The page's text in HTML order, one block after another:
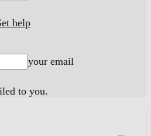
help
your email
to you.